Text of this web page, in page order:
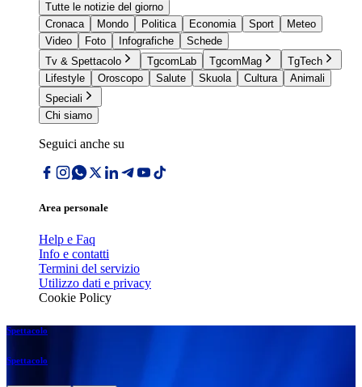
Tutte le notizie del giorno
Cronaca
Mondo Politica Economia Sport
Meteo
Video
Foto Infografiche
Schede
Tv & Spettacolo
TgcomLab TgcomMag
TgTech
Lifestyle
Oroscopo Salute Skuola Cultura
Animali
Speciali
Chi siamo
Seguici anche su
Area personale
Help e Faq
Info e contatti
Termini del servizio
Utilizzo dati e privacy
Cookie Policy
Spettacolo
Spettacolo